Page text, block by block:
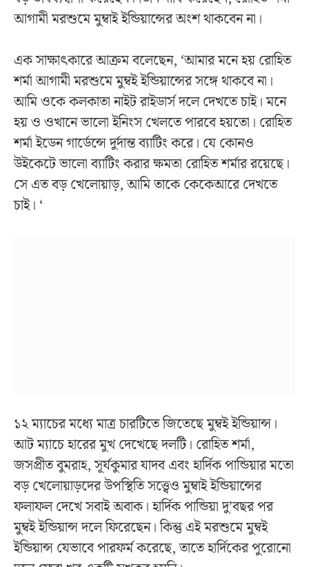
আগামী মরশুমে মুম্বাই ইন্ডিয়ান্সের অংশ থাকবেন না।
এক সাক্ষাৎকারে আক্রম বলেছেন, ‘আমার মনে হয় রোহিত
শর্মা আগামী মরশুমে মুম্বই ইন্ডিয়ান্সের সঙ্গে থাকবে না।
আমি ওকে কলকাতা নাইট রাইডার্স দলে দেখতে চাই। মনে
হয় ও ওখানে ভালো ইনিংস খেলতে পারবে হয়তো। রোহিত
শর্মা ইডেন গার্ডেন্সে দুর্দান্ত ব্যাটিং করে। যে কোনও
উইকেটে ভালো ব্যাটিং করার ক্ষমতা রোহিত শর্মার রয়েছে।
সে এত বড় খেলোয়াড়, আমি তাকে কেকেআরে দেখতে
চাই। ‘
১২ ম্যাচের মধ্যে মাত্র চারটিতে জিতেছে মুম্বই ইন্ডিয়ান্স।
আট ম্যাচে হারের মুখ দেখেছে দলটি। রোহিত শর্মা,
জসপ্রীত বুমরাহ, সূর্যকুমার যাদব এবং হার্দিক পান্ডিয়ার মতো
বড় খেলোয়াড়দের উপস্থিতি সত্ত্বেও মুম্বাই ইন্ডিয়ান্সের
ফলাফল দেখে সবাই অবাক। হার্দিক পান্ডিয়া দু’বছর পর
মুম্বই ইন্ডিয়ান্স দলে ফিরেছেন। কিন্তু এই মরশুমে মুম্বই
ইন্ডিয়ান্স যেভাবে পারফর্ম করেছে, তাতে হার্দিকের পুরোনো